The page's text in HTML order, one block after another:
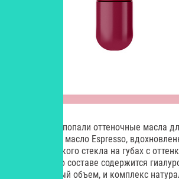
на фото выше) попали оттеночные масла
Например, масло Espresso,
эффект жидкого стекла на губах с
В его составе содержится
им визуальный объем, и комплекс